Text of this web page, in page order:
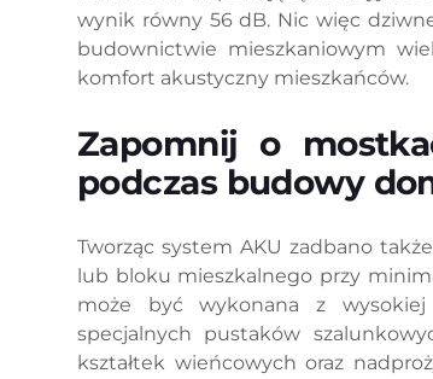
wynik równy 56 dB. Nic więc
budownictwie mieszkaniowym
komfort akustyczny mieszkańców.
Zapomnij o
podczas budowy
Tworząc system AKU zadbano
lub bloku mieszkalnego przy
może być wykonana z
specjalnych pustaków
kształtek wieńcowych oraz